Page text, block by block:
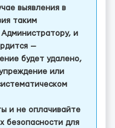
выявления в
таким
и
—
будет удалено,
или
и не оплачивайте
безопасности для